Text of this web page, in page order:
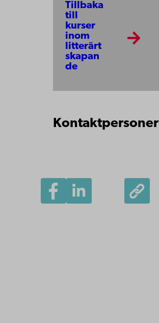
Tillbaka
till
kurser
inom
litterärt
skapan
de
Kontaktpersoner